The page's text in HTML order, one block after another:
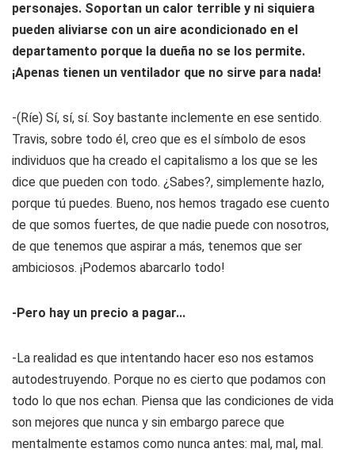
personajes. Soportan un calor terrible y ni siquiera
pueden aliviarse con un aire acondicionado en el
departamento porque la dueña no se los permite.
¡Apenas tienen un ventilador que no sirve para nada!
-(Ríe) Sí, sí, sí. Soy bastante inclemente en ese sentido.
Travis, sobre todo él, creo que es el símbolo de esos
individuos que ha creado el capitalismo a los que se les
dice que pueden con todo. ¿Sabes?, simplemente hazlo,
porque tú puedes. Bueno, nos hemos tragado ese cuento
de que somos fuertes, de que nadie puede con nosotros,
de que tenemos que aspirar a más, tenemos que ser
ambiciosos. ¡Podemos abarcarlo todo!
-Pero hay un precio a pagar...
-La realidad es que intentando hacer eso nos estamos
autodestruyendo. Porque no es cierto que podamos con
todo lo que nos echan. Piensa que las condiciones de vida
son mejores que nunca y sin embargo parece que
mentalmente estamos como nunca antes: mal, mal, mal.